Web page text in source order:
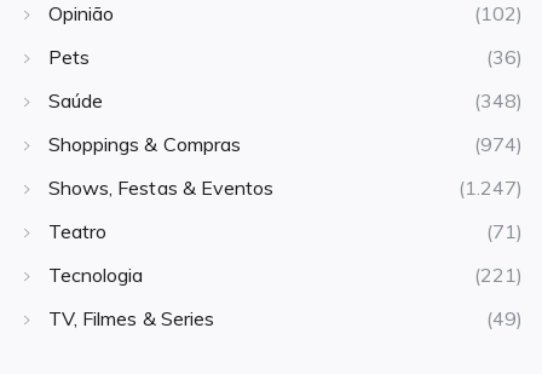
Opinião
(102)
Pets
(36)
Saúde
(348)
Shoppings & Compras
(974)
Shows, Festas & Eventos
(1.247)
Teatro
(71)
Tecnologia
(221)
TV, Filmes & Series
(49)